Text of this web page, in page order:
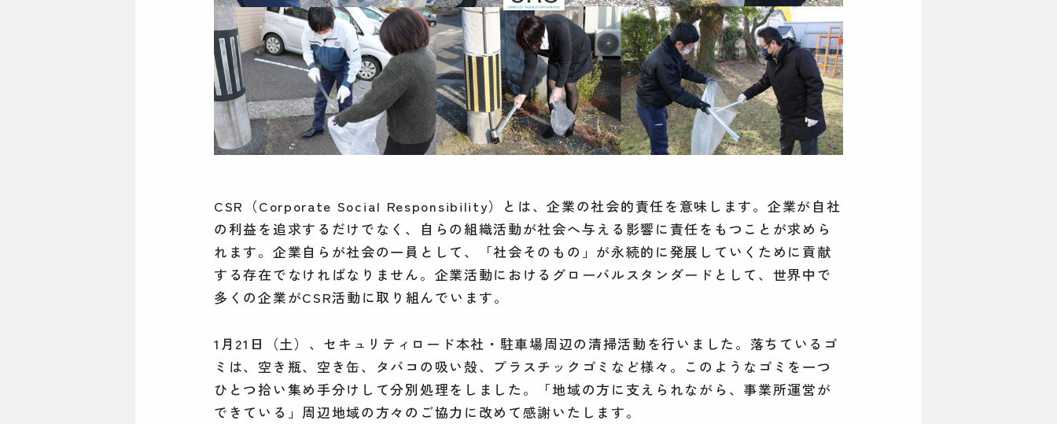
CSR（Corporate Social Responsibility）とは、企業の社会的責任を意味します。企業が自社
の利益を追求するだけでなく、自らの組織活動が社会へ与える影響に責任をもつことが求めら
れます。企業自らが社会の一員として、「社会そのもの」が永続的に発展していくために貢献
する存在でなければなりません。企業活動におけるグローバルスタンダードとして、世界中で
多くの企業がCSR活動に取り組んでいます。
1月21日（土）、セキュリティロード本社・駐車場周辺の清掃活動を行いました。落ちているゴ
ミは、空き瓶、空き缶、タバコの吸い殻、プラスチックゴミなど様々。このようなゴミを一つ
ひとつ拾い集め手分けして分別処理をしました。「地域の方に支えられながら、事業所運営が
できている」周辺地域の方々のご協力に改めて感謝いたします。